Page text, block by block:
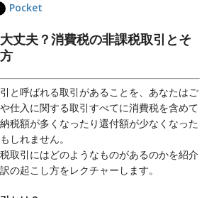
Pocket
丈夫？消費税の非課税取引とそ
と呼ばれる取引があることを、あなたはご
仕入に関する取引すべてに消費税を含めて
税額が多くなったり還付額が少なくなった
しれません。
取引にはどのようなものがあるのかを紹介
の起こし方をレクチャーします。